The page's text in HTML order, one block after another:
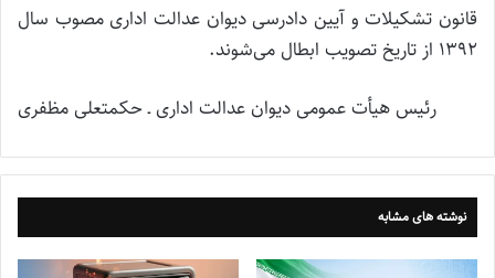
قانون تشکیلات و آیین دادرسی دیوان عدالت اداری مصوب سال
۱۳۹۲ از تاریخ تصویب ابطال می‌شوند.
رئیس هیأت عمومی دیوان عدالت اداری ـ حکمتعلی مظفری
نوشته های مشابه